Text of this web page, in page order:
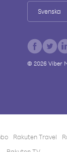
Svenska
© 2026Viber
Rakuten Travel